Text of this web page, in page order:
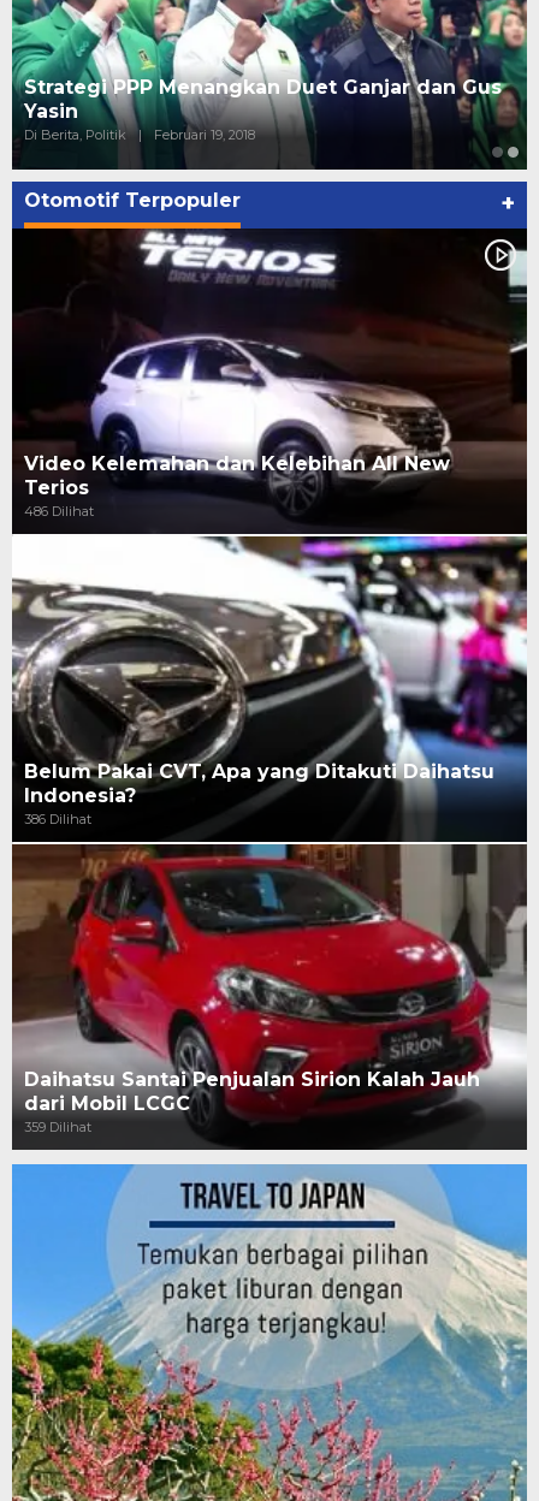
Strategi PPP Menangkan Duet Ganjar dan Gus
Yasin
Di Berita, Politik | Februari 19, 2018
Otomotif Terpopuler +
Video Kelemahan dan Kelebihan All New
Terios
486 Dilihat
Belum Pakai CVT, Apa yang Ditakuti Daihatsu
Indonesia?
386 Dilihat
Daihatsu Santai Penjualan Sirion Kalah Jauh
dari Mobil LCGC
359 Dilihat